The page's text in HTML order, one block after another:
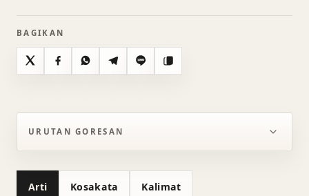
BAGIKAN
X FacebookWhatsAppTelegramLine Salin
URUTAN GORESAN
Arti Kosakata Kalimat